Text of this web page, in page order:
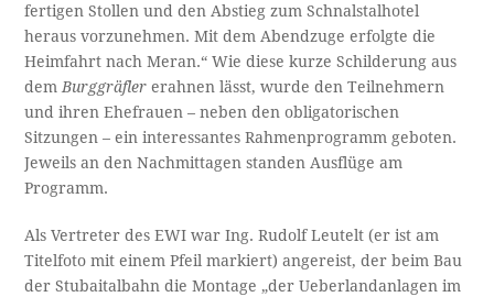
fertigen Stollen und den Abstieg zum Schnalstalhotel
heraus vorzunehmen. Mit dem Abendzuge erfolgte die
Heimfahrt nach Meran.“ Wie diese kurze Schilderung aus
dem Burggräflererahnen lässt, wurde den Teilnehmern
und ihren Ehefrauen – neben den obligatorischen
Sitzungen – ein interessantes Rahmenprogramm geboten.
Jeweils an den Nachmittagen standen Ausflüge am
Programm.
Als Vertreter des EWI war Ing. Rudolf Leutelt (er ist am
Titelfoto mit einem Pfeil markiert) angereist, der beim Bau
der Stubaitalbahn die Montage „der Ueberlandanlagen im